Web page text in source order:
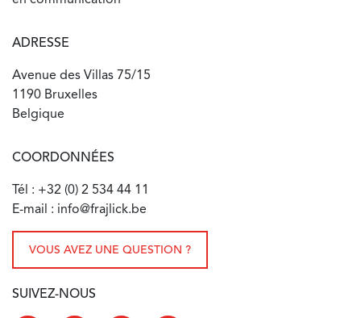
ADRESSE
Avenue des Villas 75/15
1190 Bruxelles
Belgique
COORDONNÉES
Tél : +32 (0) 2 534 44 11
E-mail : info@frajlick.be
VOUS AVEZ UNE QUESTION ?
SUIVEZ-NOUS